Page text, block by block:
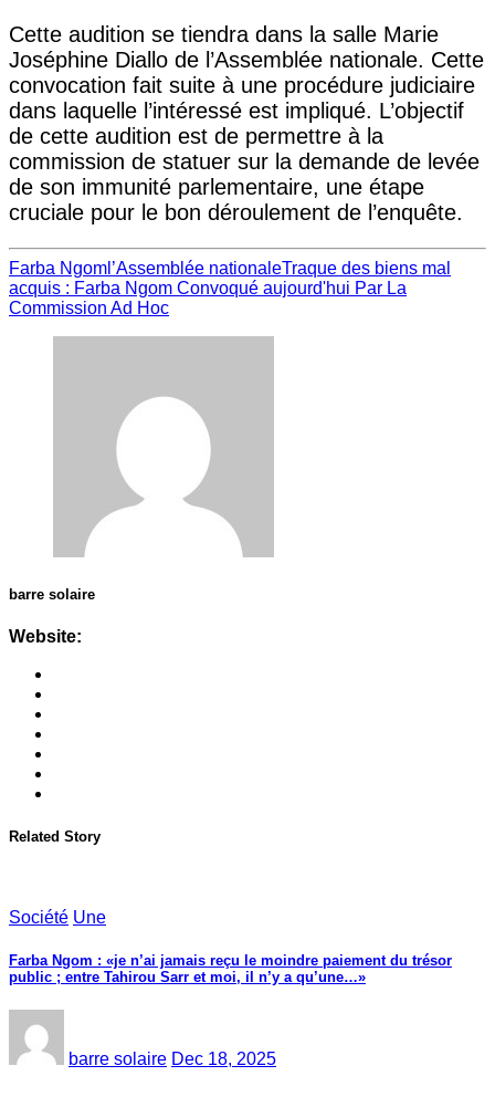
Cette audition se tiendra dans la salle Marie
Joséphine Diallo de l’Assemblée nationale. Cette
convocation fait suite à une procédure judiciaire
dans laquelle l’intéressé est impliqué. L’objectif
de cette audition est de permettre à la
commission de statuer sur la demande de levée
de son immunité parlementaire, une étape
cruciale pour le bon déroulement de l’enquête.
Farba Ngom l’Assemblée nationaleTraque des biens mal
acquis : Farba Ngom Convoqué aujourd'hui Par La
Commission Ad Hoc
barre solaire
Website:
Related Story
Société Une
Farba Ngom : «je n’ai jamais reçu le moindre paiement du trésor
public ; entre Tahirou Sarr et moi, il n’y a qu’une…»
barre solaire Dec 18, 2025